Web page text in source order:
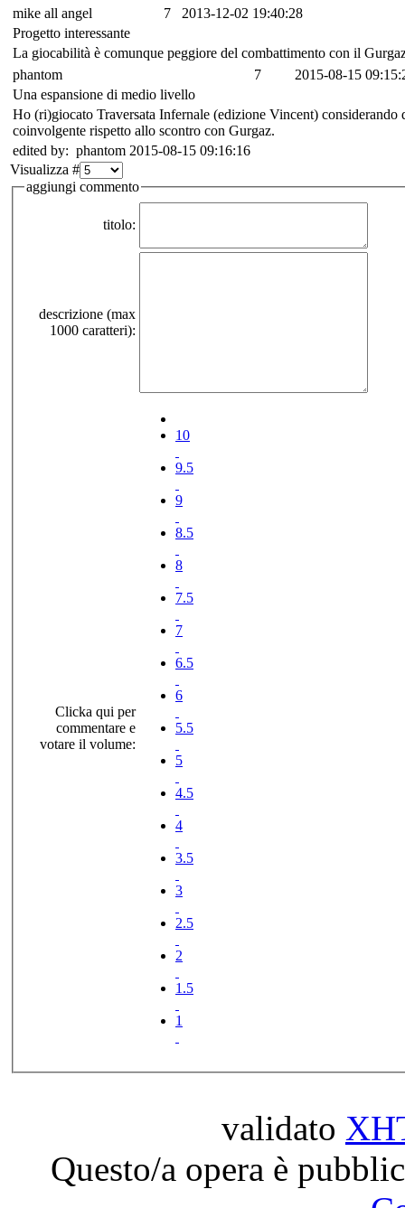
mike all angel
7
2013-12-02 19:40:28
Progetto interessante
La giocabilità è comunque peggiore del combattimento con il
phantom
7
2015-08-15
Una espansione di medio livello
Ho (ri)giocato Traversata Infernale (edizione Vincent) considerando
coinvolgente rispetto allo scontro con Gurgaz.
edited by: phantom 2015-08-15 09:16:16
Visualizza #
aggiungi commento
titolo:
descrizione (max
1000 caratteri):
Clicka qui per
commentare e
votare il volume:
10
9.5
9
8.5
8
7.5
7
6.5
6
5.5
5
4.5
4
3.5
3
2.5
2
1.5
1
validato
Questo/a opera è